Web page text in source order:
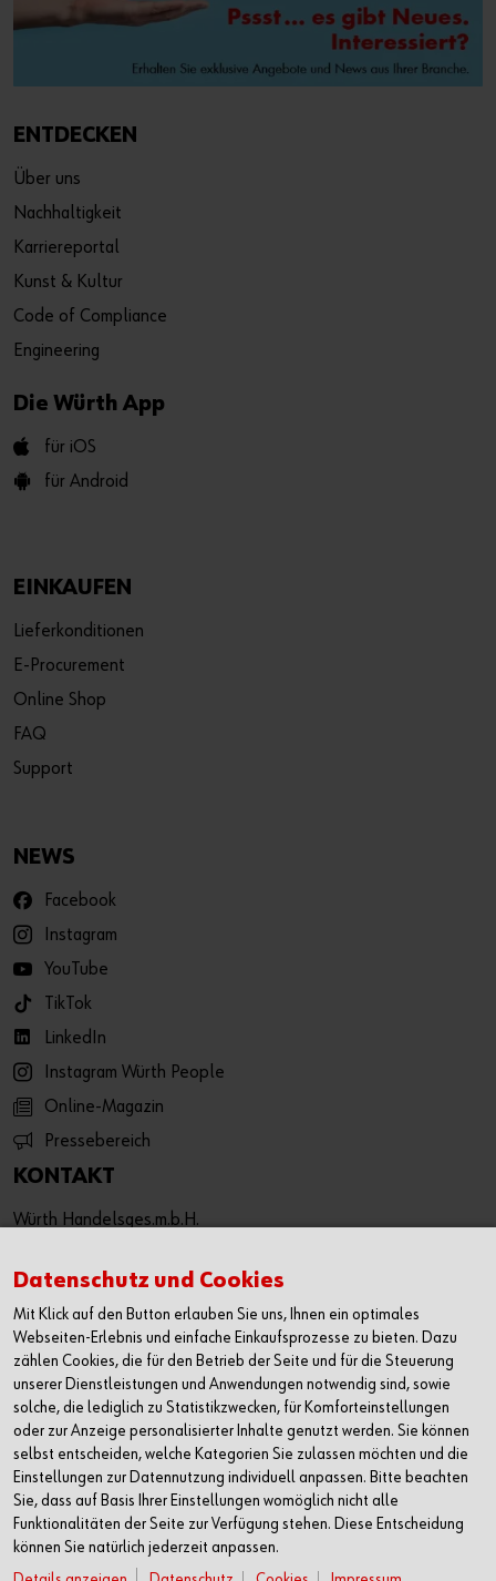
ENTDECKEN
Über uns
Nachhaltigkeit
Karriereportal
Kunst & Kultur
Code of Compliance
Engineering
Die Würth App
für iOS
für Android
EINKAUFEN
Lieferkonditionen
E-Procurement
Online Shop
FAQ
Support
NEWS
Facebook
Instagram
YouTube
TikTok
LinkedIn
Instagram Würth People
Online-Magazin
Pressebereich
KONTAKT
Würth Handelsges.m.b.H.
3071 Böheimkirchen
T: +43 50 8242 0
F: +43 50 8242 53333
info@wuerth.at
oder wenden Sie sich an einen Würth Shop in Ihrer Nähe:
Würth Shop finden
Verkauf nur an Unternehmer, Gewerbetreibende, Freiberufler
und öffentliche Institutionen, nicht jedoch an Verbraucher im
Sinne des § 1 Abs. 1 Z 2 KSchG. Alle Preise in € zzgl. MwSt.
Datenschutz und Cookies
Mit Klick auf den Button erlauben Sie uns, Ihnen ein optimales
Webseiten-Erlebnis und einfache Einkaufsprozesse zu bieten. Dazu
zählen Cookies, die für den Betrieb der Seite und für die Steuerung
unserer Dienstleistungen und Anwendungen notwendig sind, sowie
solche, die lediglich zu Statistikzwecken, für Komforteinstellungen
oder zur Anzeige personalisierter Inhalte genutzt werden. Sie können
selbst entscheiden, welche Kategorien Sie zulassen möchten und die
Einstellungen zur Datennutzung individuell anpassen. Bitte beachten
Sie, dass auf Basis Ihrer Einstellungen womöglich nicht alle
Funktionalitäten der Seite zur Verfügung stehen. Diese Entscheidung
können Sie natürlich jederzeit anpassen.